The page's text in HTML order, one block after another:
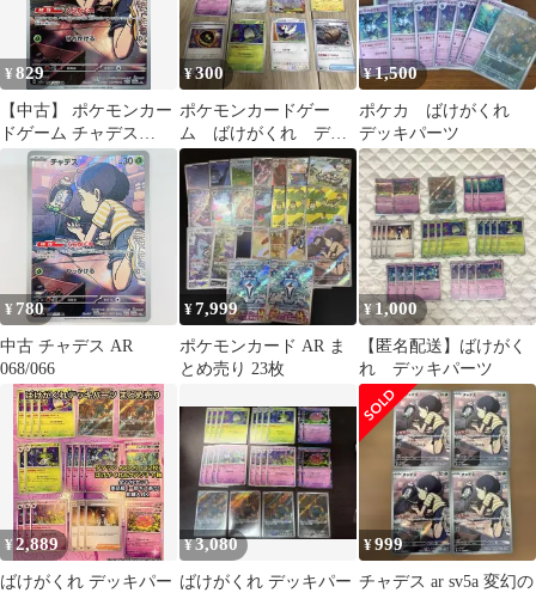
¥829
【中古】 ポケモンカー
ドゲーム チャデス
SV5A SV5A 068/066 AR
¥300
ポケモンカードゲー
ム ばけがくれ デッ
キパーツ アビスア
イ 10枚 外袋2枚
¥1,500
ポケカ ばけがくれ
デッキパーツ
¥ 780
中古 チャデス AR
068/066
¥7,999
ポケモンカード AR ま
とめ売り 23枚
¥ 1,000
【匿名配送】ばけがく
れ デッキパーツ
¥2,889
ばけがくれ デッキパー
¥3,080
ばけがくれ デッキパー
¥999
チャデス ar sv5a 変幻の